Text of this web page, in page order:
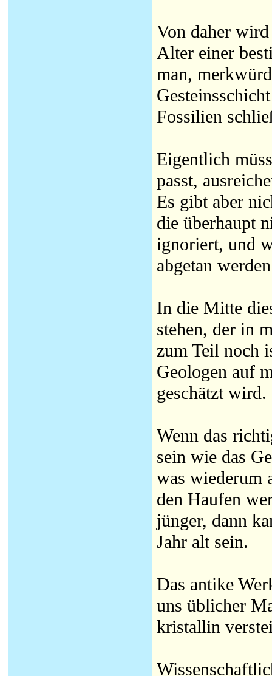
Von daher
Alter einer
man,
Fossilien
Eigentlich
passt,
Es gibt aber
die überhaupt
ignoriert, und
abgetan
In die Mitte
stehen, der in
zum Teil noch
Geologen auf
geschätzt wird.
Wenn das
sein wie das
was wiederum
den Haufen
jünger, dann
Jahr alt sein.
Das antike
uns üblicher
kristallin